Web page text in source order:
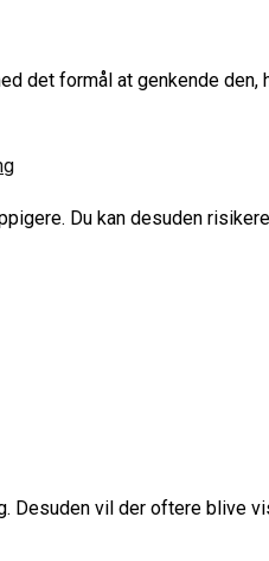
det formål at genkende
Du kan desuden
Desuden vil der oftere blive